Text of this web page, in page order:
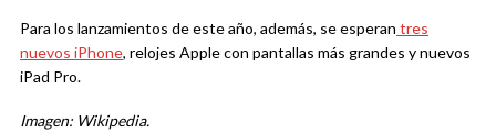
Para los lanzamientos de este año, además, se esperan tres
nuevos iPhone, relojes Apple con pantallas más grandes y nuevos
iPad Pro.
Imagen: Wikipedia.